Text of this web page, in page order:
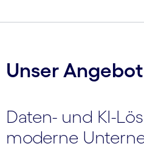
Unser Angebot
Daten- und KI-
moderne